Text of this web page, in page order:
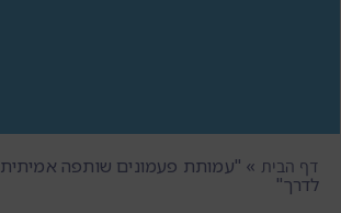
דף הבית » "עמותת פעמונים שותפה אמיתית
לדרך"